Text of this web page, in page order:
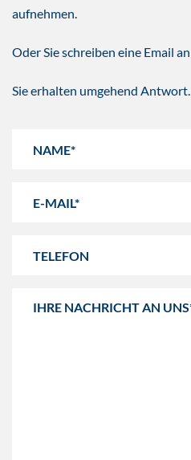
aufnehmen.
Oder Sie schreiben eine Email an
Sie erhalten umgehend Antwort.